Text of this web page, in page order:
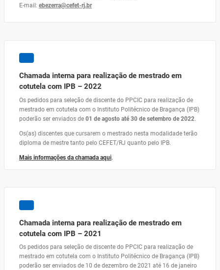
E-mail: ebezerra@cefet-rj.br
Chamada interna para realização de mestrado em
cotutela com IPB – 2022
Os pedidos para seleção de discente do PPCIC para realização de
mestrado em cotutela com o Instituto Politécnico de Bragança (IPB)
poderão ser enviados de 01 de agosto até 30 de setembro de 2022.
Os(as) discentes que cursarem o mestrado nesta modalidade terão
diploma de mestre tanto pelo CEFET/RJ quanto pelo IPB.
Mais informações da chamada aqui.
Chamada interna para realização de mestrado em
cotutela com IPB – 2021
Os pedidos para seleção de discente do PPCIC para realização de
mestrado em cotutela com o Instituto Politécnico de Bragança (IPB)
poderão ser enviados de 10 de dezembro de 2021 até 16 de janeiro